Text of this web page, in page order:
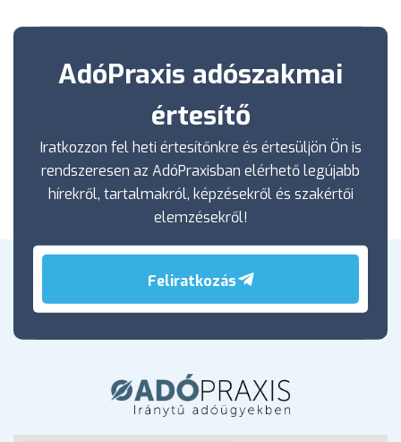
AdóPraxis adószakmai
értesítő
Iratkozzon fel heti értesítőnkre és értesüljön Ön is
rendszeresen az AdóPraxisban elérhető legújabb
hírekről, tartalmakról, képzésekről és szakértői
elemzésekről!
Feliratkozás